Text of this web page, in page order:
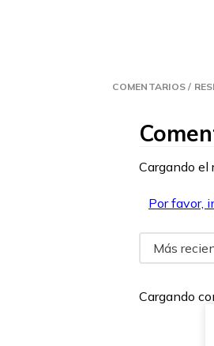
COMENTARIOS /
Cargando el
Por favor,
Más
Cargando